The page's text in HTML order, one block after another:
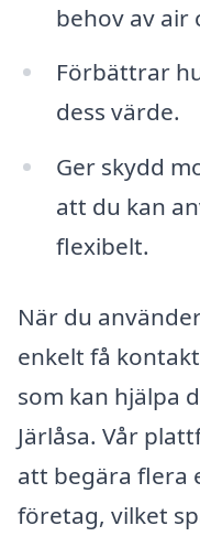
behov av air
Förbättrar
dess värde.
Ger skydd
att du kan
flexibelt.
När du
enkelt få
som kan hjälpa
Järlåsa. Vår
att begära flera
företag, vilket